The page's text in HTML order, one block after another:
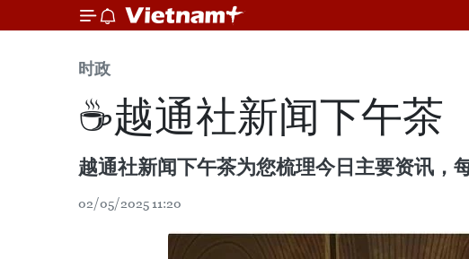
时政
☕️️越通社新闻下午茶
越通社新闻下午茶为您梳理今日主要资讯，
02/05/2025 11:20